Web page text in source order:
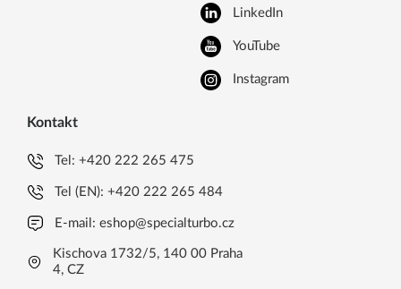
LinkedIn
YouTube
Instagram
Kontakt
Tel:+420 222 265 475
Tel (EN):+420 222 265 484
E-mail:eshop@specialturbo.cz
Kischova 1732/5, 140 00 Praha
4, CZ